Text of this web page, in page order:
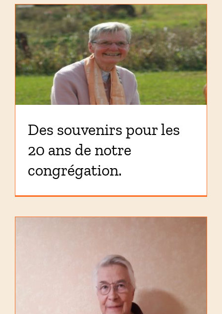
Des souvenirs pour les
20 ans de notre
congrégation.